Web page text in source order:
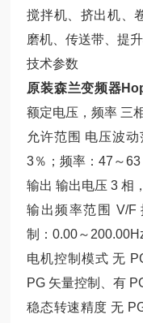
搅拌机、挤出机、
磨机、传送带、提
技术参数
原装森兰变频器
额定电压，频率 三
允许范围 电压波
3％；频率：47～63
输出 输出电压 3 相
输出频率范围 V/F
制：0.00～
电机控制模式 无
PG 矢量控制、有
稳态转速精度 无